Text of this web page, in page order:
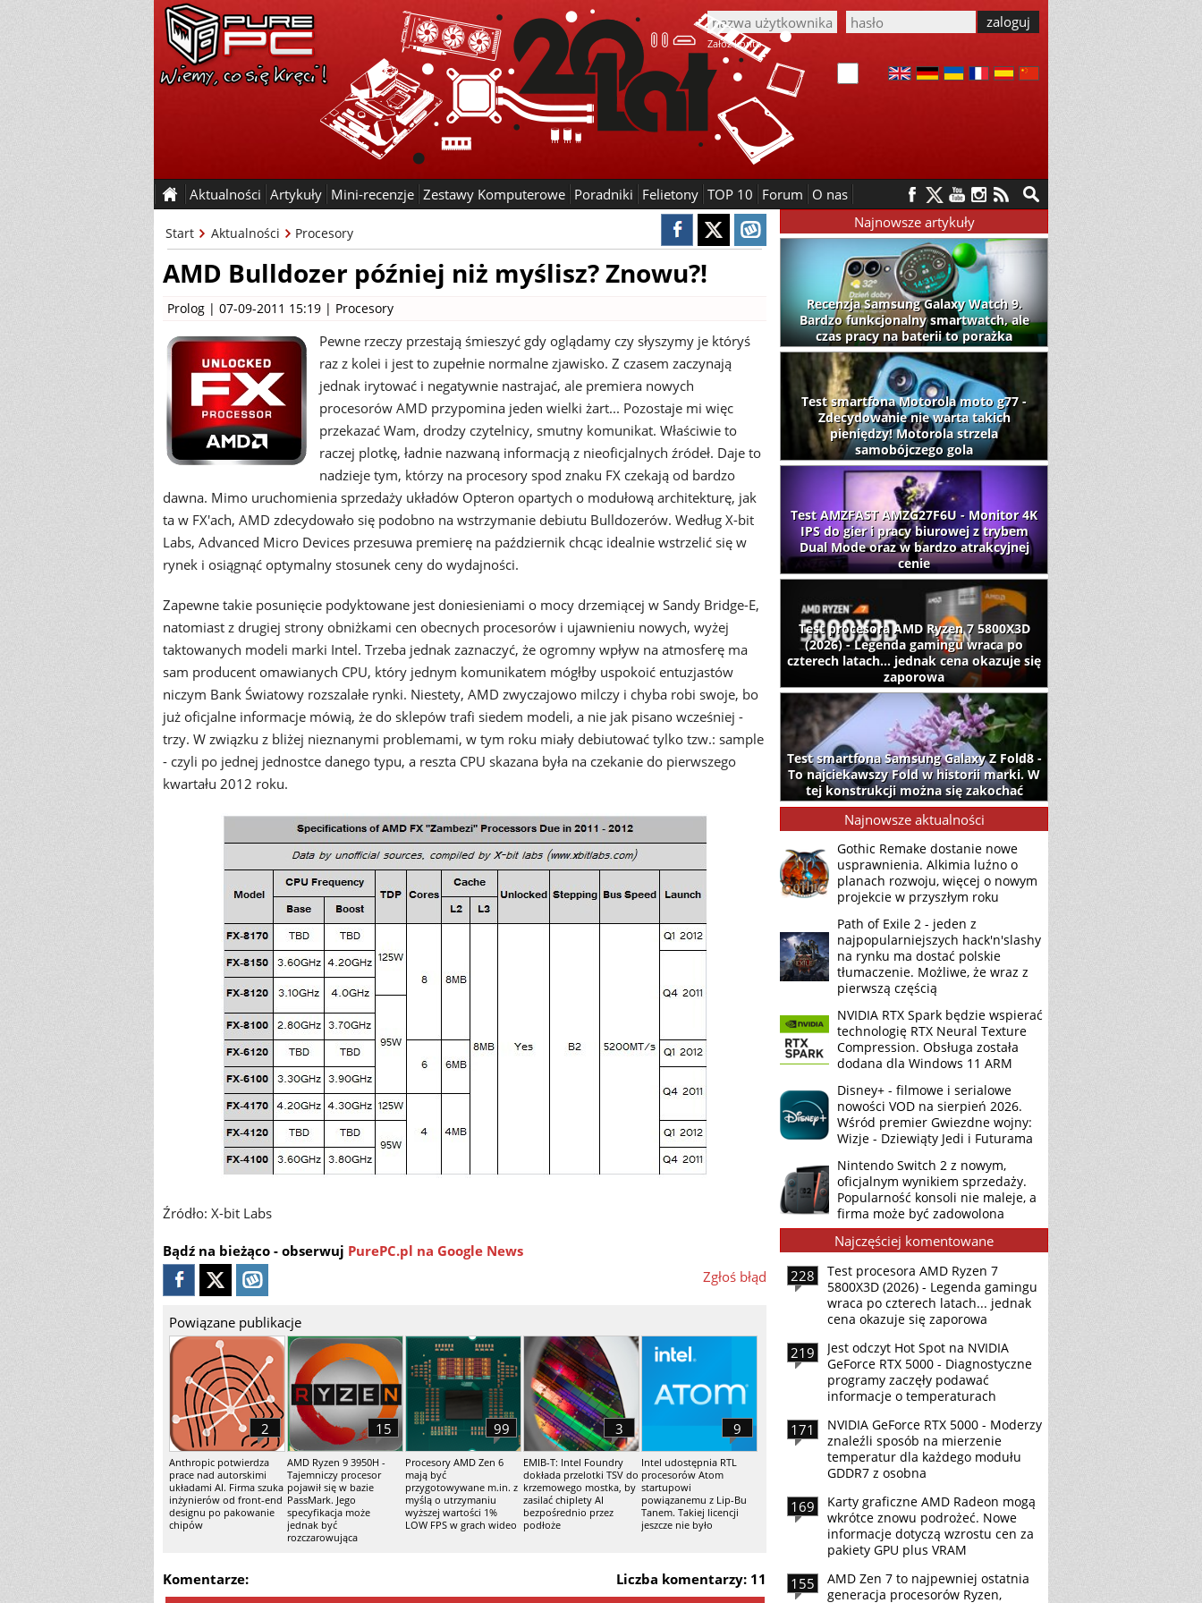
Załóż konto
Aktualności Artykuły Mini-recenzje Zestawy Komputerowe Poradniki Felietony TOP 10 Forum O nas
Start Aktualności Procesory
AMD Bulldozer później niż myślisz? Znowu?!
Prolog | 07-09-2011 15:19 | Procesory
Pewne rzeczy przestają śmieszyć gdy oglądamy czy słyszymy je któryś
raz z kolei i jest to zupełnie normalne zjawisko. Z czasem zaczynają
jednak irytować i negatywnie nastrajać, ale premiera nowych
procesorów AMD przypomina jeden wielki żart... Pozostaje mi więc
przekazać Wam, drodzy czytelnicy, smutny komunikat. Właściwie to
raczej plotkę, ładnie nazwaną informacją z nieoficjalnych źródeł. Daje to
nadzieje tym, którzy na procesory spod znaku FX czekają od bardzo
dawna. Mimo uruchomienia sprzedaży układów Opteron opartych o modułową architekturę, jak
ta w FX'ach, AMD zdecydowało się podobno na wstrzymanie debiutu Bulldozerów. Według X-bit
Labs, Advanced Micro Devices przesuwa premierę na październik chcąc idealnie wstrzelić się w
rynek i osiągnąć optymalny stosunek ceny do wydajności.
Zapewne takie posunięcie podyktowane jest doniesieniami o mocy drzemiącej w Sandy Bridge-E,
natomiast z drugiej strony obniżkami cen obecnych procesorów i ujawnieniu nowych, wyżej
taktowanych modeli marki Intel. Trzeba jednak zaznaczyć, że ogromny wpływ na atmosferę ma
sam producent omawianych CPU, który jednym komunikatem mógłby uspokoić entuzjastów
niczym Bank Światowy rozszalałe rynki. Niestety, AMD zwyczajowo milczy i chyba robi swoje, bo
już oficjalne informacje mówią, że do sklepów trafi siedem modeli, a nie jak pisano wcześniej -
trzy. W związku z bliżej nieznanymi problemami, w tym roku miały debiutować tylko tzw.: sample
- czyli po jednej jednostce danego typu, a reszta CPU skazana była na czekanie do pierwszego
kwartału 2012 roku.
Źródło: X-bit Labs
Bądź na bieżąco - obserwuj PurePC.pl na Google News
Zgłoś błąd
Powiązane publikacje
Anthropic potwierdza
prace nad autorskimi
układami AI. Firma szuka
inżynierów od front-end
designu po pakowanie
chipów
2
AMD Ryzen 9 3950H -
Tajemniczy procesor
pojawił się w bazie
PassMark. Jego
specyfikacja może
jednak być
rozczarowująca
15
Procesory AMD Zen 6
mają być
przygotowywane m.in. z
myślą o utrzymaniu
wyższej wartości 1%
LOW FPS w grach wideo
99
EMIB-T: Intel Foundry
dokłada przelotki TSV do
krzemowego mostka, by
zasilać chiplety AI
bezpośrednio przez
podłoże
3
Intel udostępnia RTL
procesorów Atom
startupowi
powiązanemu z Lip-Bu
Tanem. Takiej licencji
jeszcze nie było
9
Liczba komentarzy: 11
Komentarze:
Najnowsze artykuły
Recenzja Samsung Galaxy Watch 9.
Bardzo funkcjonalny smartwatch, ale
czas pracy na baterii to porażka
Test smartfona Motorola moto g77 -
Zdecydowanie nie warta takich
pieniędzy! Motorola strzela
samobójczego gola
Test AMZFAST AMZG27F6U - Monitor 4K
IPS do gier i pracy biurowej z trybem
Dual Mode oraz w bardzo atrakcyjnej
cenie
Test procesora AMD Ryzen 7 5800X3D
(2026) - Legenda gamingu wraca po
czterech latach... jednak cena okazuje się
zaporowa
Test smartfona Samsung Galaxy Z Fold8 -
To najciekawszy Fold w historii marki. W
tej konstrukcji można się zakochać
Najnowsze aktualności
Gothic Remake dostanie nowe
usprawnienia. Alkimia luźno o
planach rozwoju, więcej o nowym
projekcie w przyszłym roku
Path of Exile 2 - jeden z
najpopularniejszych hack'n'slashy
na rynku ma dostać polskie
tłumaczenie. Możliwe, że wraz z
pierwszą częścią
NVIDIA RTX Spark będzie wspierać
technologię RTX Neural Texture
Compression. Obsługa została
dodana dla Windows 11 ARM
Disney+ - filmowe i serialowe
nowości VOD na sierpień 2026.
Wśród premier Gwiezdne wojny:
Wizje - Dziewiąty Jedi i Futurama
Nintendo Switch 2 z nowym,
oficjalnym wynikiem sprzedaży.
Popularność konsoli nie maleje, a
firma może być zadowolona
Najczęściej komentowane
228
Test procesora AMD Ryzen 7
5800X3D (2026) - Legenda gamingu
wraca po czterech latach... jednak
cena okazuje się zaporowa
219
Jest odczyt Hot Spot na NVIDIA
GeForce RTX 5000 - Diagnostyczne
programy zaczęły podawać
informacje o temperaturach
171
NVIDIA GeForce RTX 5000 - Moderzy
znaleźli sposób na mierzenie
temperatur dla każdego modułu
GDDR7 z osobna
169
Karty graficzne AMD Radeon mogą
wkrótce znowu podrożeć. Nowe
informacje dotyczą wzrostu cen za
pakiety GPU plus VRAM
155
AMD Zen 7 to najpewniej ostatnia
generacja procesorów Ryzen,